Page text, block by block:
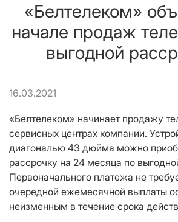
«Белтелеком»
начале продаж
выгодной
16.03.2021
«Белтелеком» начинает продажу
сервисных центрах компании.
диагональю 43 дюйма можно
рассрочку на 24 месяца по
Первоначального платежа не
очередной ежемесячной выплаты
неизменным в течение срока